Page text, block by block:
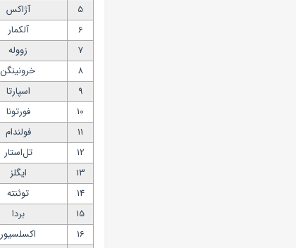
5
آژاکس
6
آلکمار
7
زووله
8
خرونینگن
9
اسپارتا
10
فورتونا
11
فولندام
12
تل‌استار
13
ایگلز
14
توئنته
15
بردا
16
اکسلسیور